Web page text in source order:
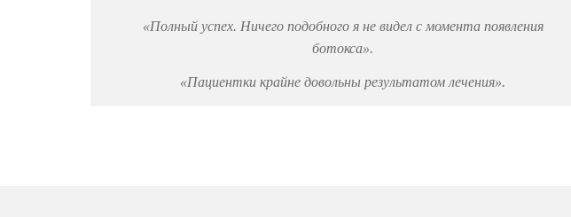
«Полный успех. Ничего подобного я не видел с момента появления
ботокса».
«Пациентки крайне довольны результатом лечения».